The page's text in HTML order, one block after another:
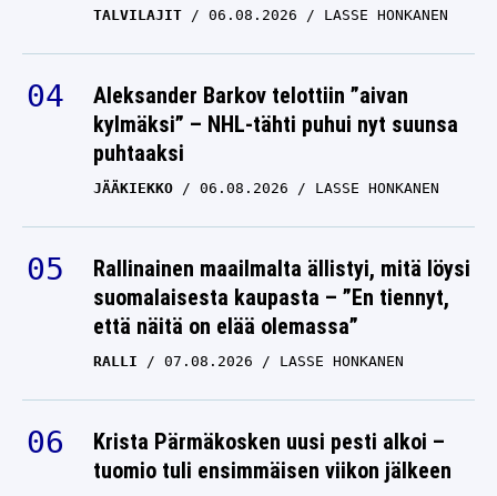
TALVILAJIT 06.08.2026 LASSE HONKANEN
Aleksander Barkov telottiin ”aivan
kylmäksi” – NHL-tähti puhui nyt suunsa
puhtaaksi
JÄÄKIEKKO 06.08.2026 LASSE HONKANEN
Rallinainen maailmalta ällistyi, mitä löysi
suomalaisesta kaupasta – ”En tiennyt,
että näitä on elää olemassa”
RALLI 07.08.2026 LASSE HONKANEN
Krista Pärmäkosken uusi pesti alkoi –
tuomio tuli ensimmäisen viikon jälkeen